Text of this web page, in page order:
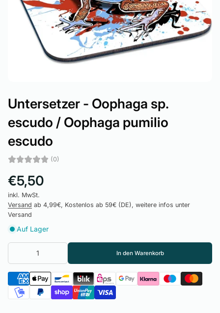
Untersetzer - Oophaga sp.
escudo / Oophaga pumilio
escudo
(0)
€5,50
inkl. MwSt.
Versand ab 4,99€, Kostenlos ab 59€ (DE), weitere infos unter
Versand
Auf Lager
In den Warenkorb